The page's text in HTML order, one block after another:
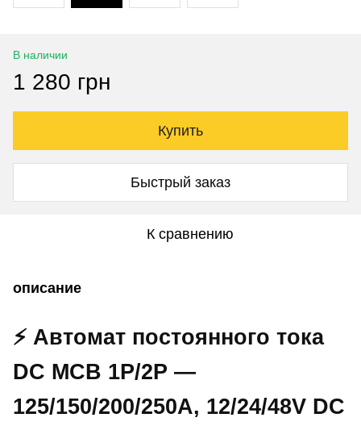
В наличии
1 280 грн
Купить
Быстрый заказ
К сравнению
описание
⚡ Автомат постоянного тока
DC MCB 1P/2P —
125/150/200/250A, 12/24/48V DC